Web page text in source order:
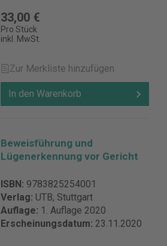
33,00 €
Pro Stück
inkl. MwSt.
Zur Merkliste hinzufügen
In den Warenkorb
Beweisführung und
Lügenerkennung vor Gericht
ISBN: 9783825254001
Verlag: UTB, Stuttgart
Auflage: 1. Auflage 2020
Erscheinungsdatum: 23.11.2020